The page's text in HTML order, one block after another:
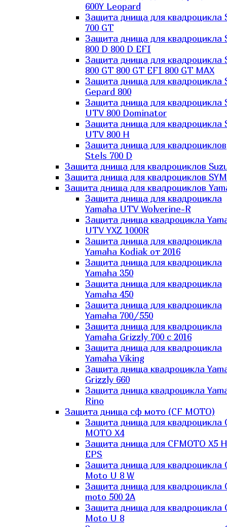
600Y Leopard
Защита днища для квадроцикла
700 GT
Защита днища для квадроцикла
800 D 800 D EFI
Защита днища для квадроцикла
800 GT 800 GT EFI 800 GT MAX
Защита днища для квадроцикла
Gepard 800
Защита днища для квадроцикла
UTV 800 Dominator
Защита днища для квадроцикла
UTV 800 H
Защита днища для квадроциклов
Stels 700 D
Защита днища для квадроциклов
Защита днища для квадроциклов SYM
Защита днища для квадроциклов
Защита днища для квадроцикла
Yamaha UTV Wolverine-R
Защита днища квадроцикла
UTV YXZ 1000R
Зашита днища для квадроцикла
Yamaha Kodiak от 2016
Защита днища для квадроцикла
Yamaha 350
Защита днища для квадроцикла
Yamaha 450
Защита днища для квадроцикла
Yamaha 700/550
Защита днища для квадроцикла
Yamaha Grizzly 700 с 2016
Защита днища для квадроцикла
Yamaha Viking
Защита днища квадроцикла
Grizzly 660
Защита днища квадроцикла
Rino
Защита днища сф мото (CF MOTO)
Защита днища для квадроцикла
MOTO X4
Защита днища для CFMOTO X5
EPS
Защита днища для квадроцикла
Moto U 8 W
Защита днища для квадроцикла
moto 500 2A
Защита днища для квадроцикла
Moto U 8